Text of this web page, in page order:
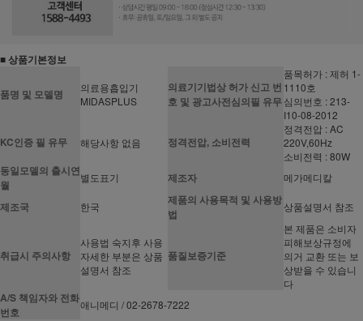
■ 상품기본정보
품명 및 모델명
의료용흡입기
MIDASPLUS
의료기기법상 허가 신고 번
호 및 광고사전심의필 유무
품목허가 : 제허 1-
1110호
심의번호 : 213-
I10-08-2012
KC인증 필 유무 해당사항 없음 정격전압, 소비전력
정격전압 : AC
220V,60Hz
소비전력 : 80W
동일모델의 출시연
월
별도표기 제조자 메가메디칼
제조국 한국
제품의 사용목적 및 사용방
법
상품설명서 참조
취급시 주의사항
사용법 숙지후 사용
자세한 부분은 상품
설명서 참조
품질보증기준
본 제품은 소비자
피해보상규정에
의거 교환 또는 보
상받을 수 있습니
다
A/S 책임자와 전화
번호
애니메디 / 02-2678-7222